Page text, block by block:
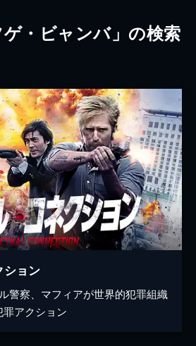
ゲ・ビャンバ」の検索
ション
警察、マフィアが世界的犯罪組織
アクション